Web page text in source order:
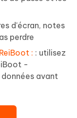
d'écran, notes
perdre
: : utilisez
-
avant